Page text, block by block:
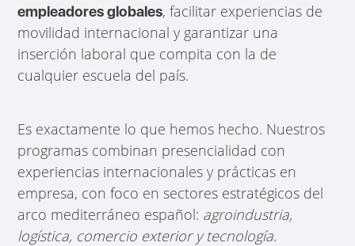
empleadores globales, facilitar experiencias de
movilidad internacional y garantizar una
inserción laboral que compita con la de
cualquier escuela del país.
Es exactamente lo que hemos hecho. Nuestros
programas combinan presencialidad con
experiencias internacionales y prácticas en
empresa, con foco en sectores estratégicos del
arco mediterráneo español: agroindustria,
logística, comercio exterior y tecnología.